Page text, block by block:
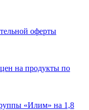
оферты
на продукты по
«Илим» на 1,8